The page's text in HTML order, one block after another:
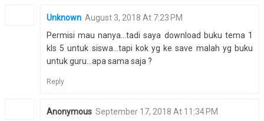
Unknown August 3, 2018 At 7:23 PM
Permisi mau nanya...tadi saya download buku tema 1
kls 5 untuk siswa...tapi kok yg ke save malah yg buku
untuk guru...apa sama saja ?
Reply
Anonymous September 17, 2018 At 11:34 PM